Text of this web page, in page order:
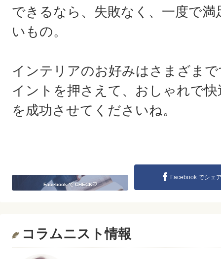
できるなら、失敗なく、一度で
いもの。
インテリアのお好みはさまざま
イントを押さえて、おしゃれで
を成功させてくださいね。
Facebook で CHECK♡
Facebook でシェ
コラムニスト情報